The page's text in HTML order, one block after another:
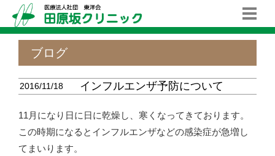
ブログ
2016/11/18 インフルエンザ予防について
11月になり日に日に乾燥し、寒くなってきております。
この時期になるとインフルエンザなどの感染症が急増し
てまいります。